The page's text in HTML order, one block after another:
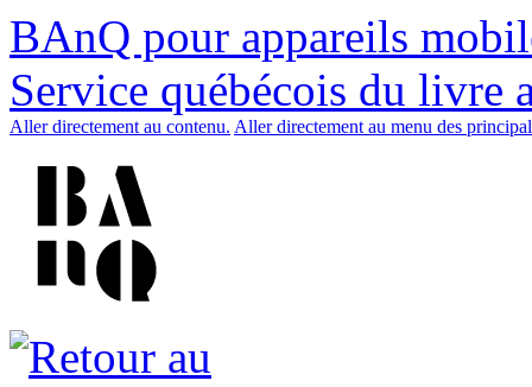
BAnQ pour appareils
Service québécois du livre
Aller directement au contenu. Aller directement au menu des